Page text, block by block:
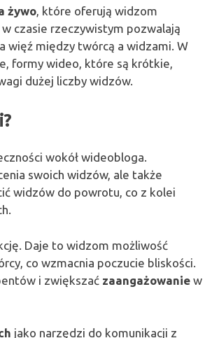
żywo , które oferują widzom
czasie rzeczywistym pozwalają
więź między twórcą a widzami. W
formy wideo, które są krótkie,
dużej liczby widzów.
wokół wideobloga.
swoich widzów, ale także
widzów do powrotu, co z kolei
Daje to widzom możliwość
co wzmacnia poczucie bliskości.
i zwiększać zaangażowanie w
jako narzędzi do komunikacji z